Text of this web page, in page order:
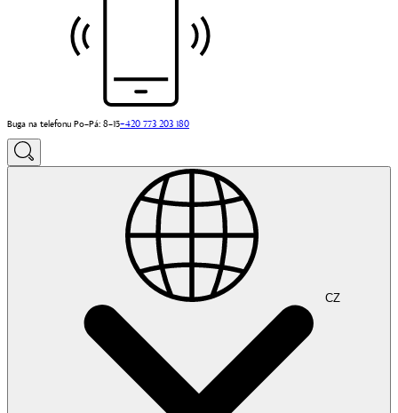
Buga na telefonu Po–Pá: 8–15+420 773 203 180
CZ